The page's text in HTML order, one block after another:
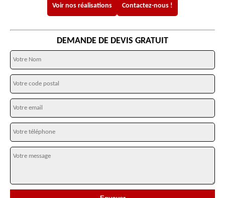
Voir nos réalisations Contactez-nous !
DEMANDE DE DEVIS GRATUIT